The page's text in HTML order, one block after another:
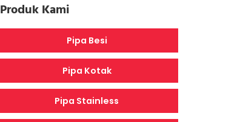
Produk Kami
Pipa Besi
Pipa Kotak
Pipa Stainless